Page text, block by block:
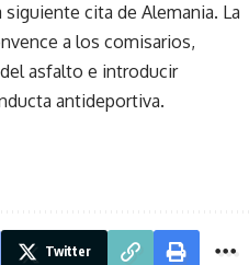
cita de Alemania. La
a los comisarios,
asfalto e introducir
antideportiva.
Twitter